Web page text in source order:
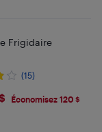
Frigidaire
(15)
Économisez 120 $